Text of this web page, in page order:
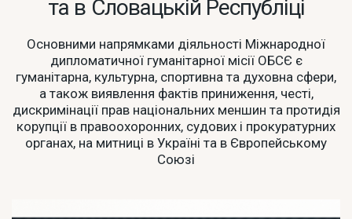
та в Словацькій Республіці
Основними напрямками діяльності Міжнародної
дипломатичної гуманітарної місії ОБСЄ є
гуманітарна, культурна, спортивна та духовна сфери,
а також виявлення фактів приниження, честі,
дискримінації прав національних меншин та протидія
корупції в правоохоронних, судових і прокуратурних
органах, на митниці в Україні та в Європейському
Союзі